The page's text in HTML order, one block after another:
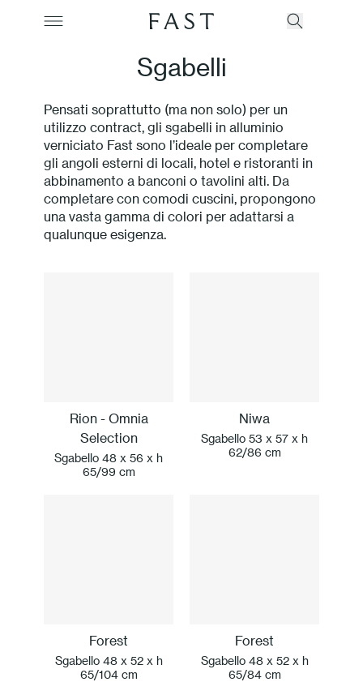
Azienda
Collezioni
Prodotti
Professionisti
Store locator
Sgabelli
Pensati soprattutto (ma non solo) per un
utilizzo contract, gli sgabelli in alluminio
verniciato Fast sono l’ideale per completare
gli angoli esterni di locali, hotel e ristoranti in
abbinamento a banconi o tavolini alti. Da
completare con comodi cuscini, propongono
una vasta gamma di colori per adattarsi a
qualunque esigenza.
Rion - Omnia
Selection
Sgabello 48 x 56 x h
65/99 cm
Niwa
Sgabello 53 x 57 x h
62/86 cm
Forest
Sgabello 48 x 52 x h
65/104 cm
Forest
Sgabello 48 x 52 x h
65/84 cm